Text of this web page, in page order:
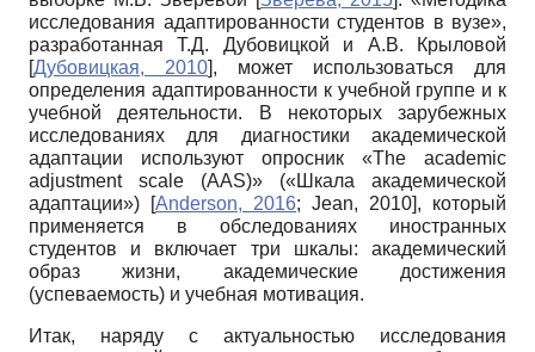
исследования адаптированности студентов в вузе»,
разработанная Т.Д. Дубовицкой и А.В. Крыловой
[Дубовицкая, 2010], может использоваться для
определения адаптированности к учебной группе и к
учебной деятельности. В некоторых зарубежных
исследованиях для диагностики академической
адаптации используют опросник «The academic
adjustment scale (AAS)» («Шкала академической
адаптации»)
[Anderson, 2016; Jean, 2010], который
применяется в обследованиях иностранных
студентов и включает три шкалы: академический
образ жизни, академические достижения
(успеваемость) и учебная мотивация.
Итак, наряду с актуальностью исследования